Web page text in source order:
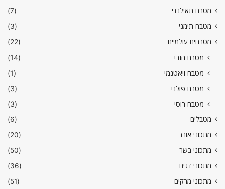
מטבח תאילנדי
(7)
מטבח תימני
(3)
מטבחים עולמיים
(22)
מטבח הודי
(14)
מטבח ויאטנמי
(1)
מטבח פולני
(3)
מטבח רוסי
(3)
מטבלים
(6)
מתכוני אורז
(20)
מתכוני בשר
(50)
מתכוני דגים
(36)
מתכוני מרקים
(51)